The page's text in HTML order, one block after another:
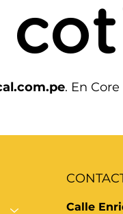
. En
Calle